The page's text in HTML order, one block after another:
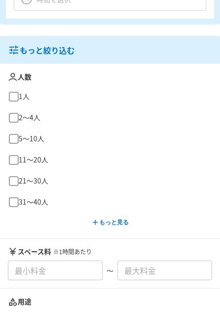
もっと絞り込む
人数
1人
2〜4人
5〜10人
11〜20人
21〜30人
31〜40人
もっと見る
スペース料 ※1時間あたり
〜
用途